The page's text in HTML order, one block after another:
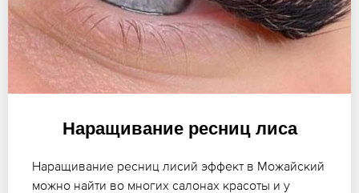
Наращивание ресниц лиса
Наращивание ресниц лисий эффект в Можайский
можно найти во многих салонах красоты и у